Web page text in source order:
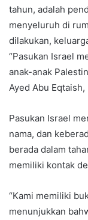
tahun, adalah
menyeluruh di
dilakukan,
“Pasukan Israel
anak-anak
Ayed Abu
Pasukan Israel
nama, dan
berada dalam
memiliki kontak
“Kami memiliki
menunjukkan